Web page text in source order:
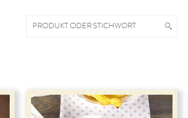
PRODUKT ODER STICHWORT